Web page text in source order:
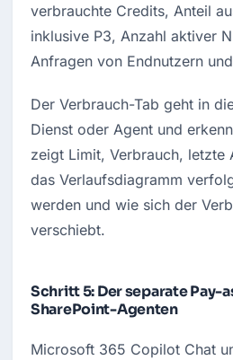
verbrauchte Credits, Anteil
inklusive P3, Anzahl aktiver
Anfragen von Endnutzern
Der Verbrauch-Tab geht in
Dienst oder Agent und
zeigt Limit, Verbrauch, letzte
das Verlaufsdiagramm
werden und wie sich der
verschiebt.
Schritt 5: Der separate
SharePoint-Agenten
Microsoft 365 Copilot Chat